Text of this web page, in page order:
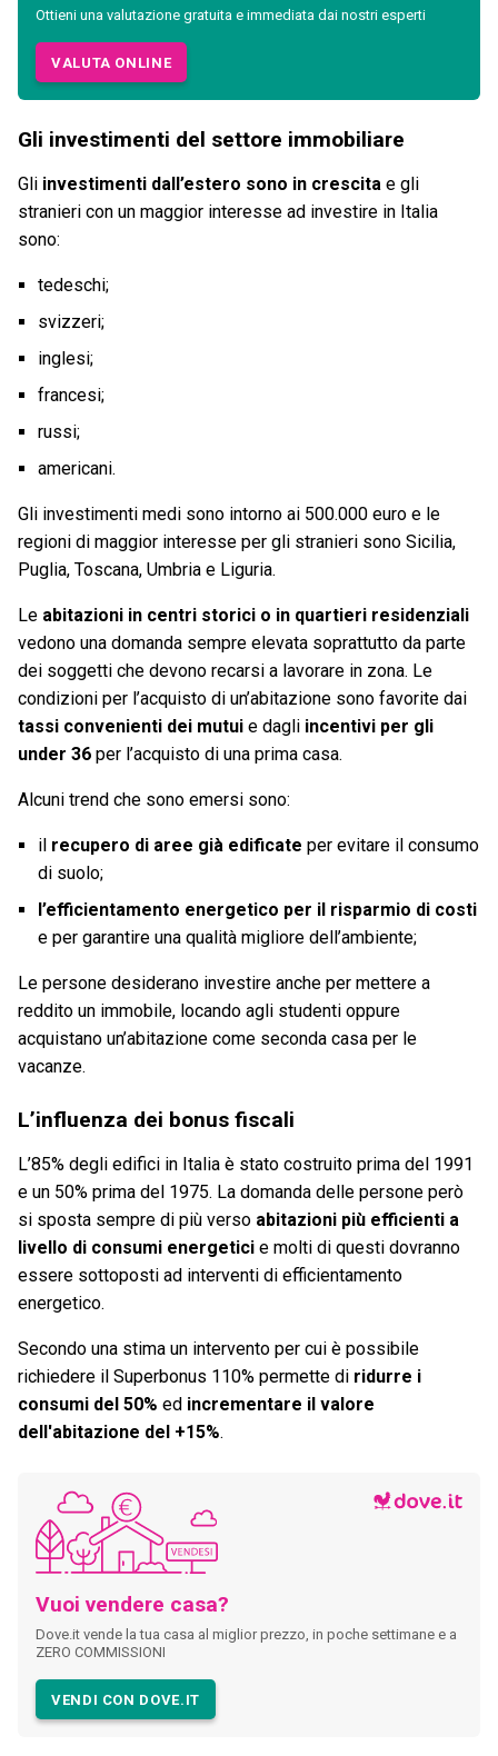
Ottieni una valutazione gratuita e immediata dai nostri esperti
VALUTA ONLINE
Gli investimenti del settore immobiliare
Gli investimenti dall’estero sono in crescita e gli
stranieri con un maggior interesse ad investire in Italia
sono:
tedeschi;
svizzeri;
inglesi;
francesi;
russi;
americani.
Gli investimenti medi sono intorno ai 500.000 euro e le
regioni di maggior interesse per gli stranieri sono Sicilia,
Puglia, Toscana, Umbria e Liguria.
Le abitazioni in centri storici o in quartieri residenziali
vedono una domanda sempre elevata soprattutto da parte
dei soggetti che devono recarsi a lavorare in zona. Le
condizioni per l’acquisto di un’abitazione sono favorite dai
tassi convenienti dei mutui e dagli incentivi per gli
under 36 per l’acquisto di una prima casa.
Alcuni trend che sono emersi sono:
il recupero di aree già edificate per evitare il consumo
di suolo;
l’efficientamento energetico per il risparmio di costi
e per garantire una qualità migliore dell’ambiente;
Le persone desiderano investire anche per mettere a
reddito un immobile, locando agli studenti oppure
acquistano un’abitazione come seconda casa per le
vacanze.
L’influenza dei bonus fiscali
L’85% degli edifici in Italia è stato costruito prima del 1991
e un 50% prima del 1975. La domanda delle persone però
si sposta sempre di più verso abitazioni più efficienti a
livello di consumi energetici e molti di questi dovranno
essere sottoposti ad interventi di efficientamento
energetico.
Secondo una stima un intervento per cui è possibile
richiedere il Superbonus 110% permette di ridurre i
consumi del 50% ed incrementare il valore
dell'abitazione del +15%.
Vuoi vendere casa?
Dove.it vende la tua casa al miglior prezzo, in poche settimane e a
ZERO COMMISSIONI
VENDI CON DOVE.IT